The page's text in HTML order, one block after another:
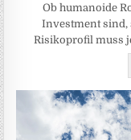
Ob humanoide
Investment sind,
Risikoprofil muss